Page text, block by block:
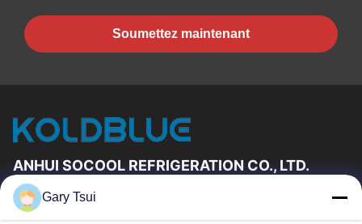
Soumettez maintenant
ANHUI SOCOOL REFRIGERATION CO., LTD.
Liens Rapides
Gary Tsui